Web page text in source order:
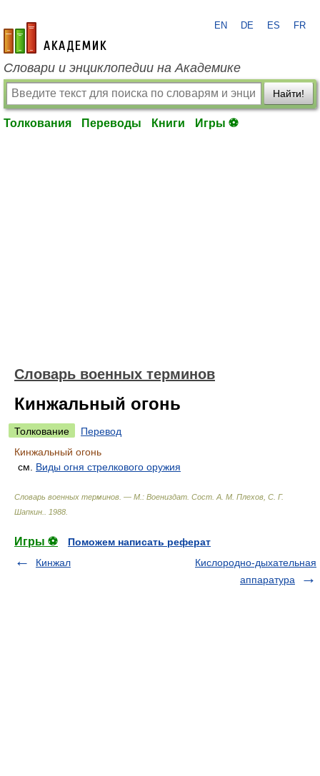
academic.ru
EN DE ES FR
Словари и энциклопедии на Академике
Найти!
Толкования Переводы Книги Игры ⚽
Словарь военных терминов
Кинжальный огонь
Толкование
Перевод
Кинжальный огонь
см. Виды огня стрелкового оружия
Словарь военных терминов. — М.: Воениздат Сост. А. М. Плехов, С. Г.
Шапкин.
1988
Игры ⚽
Поможем написать реферат
Кинжал
Кислородно-дыхательная
аппаратура